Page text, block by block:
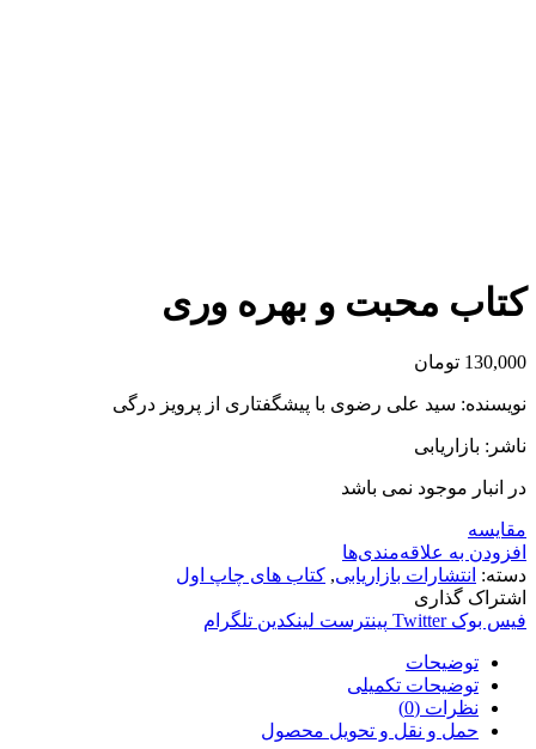
کتاب محبت و بهره وری
130,000 تومان
نویسنده: سید علی رضوی با پیشگفتاری از پرویز درگی
ناشر: بازاریابی
در انبار موجود نمی باشد
مقایسه
افزودن به علاقه‌مندی‌ها
دسته: انتشارات بازاریابی, کتاب های چاپ اول
اشتراک گذاری
فیس بوک Twitter پینترست لینکدین تلگرام
توضیحات
توضیحات تکمیلی
نظرات (0)
حمل و نقل و تحویل محصول